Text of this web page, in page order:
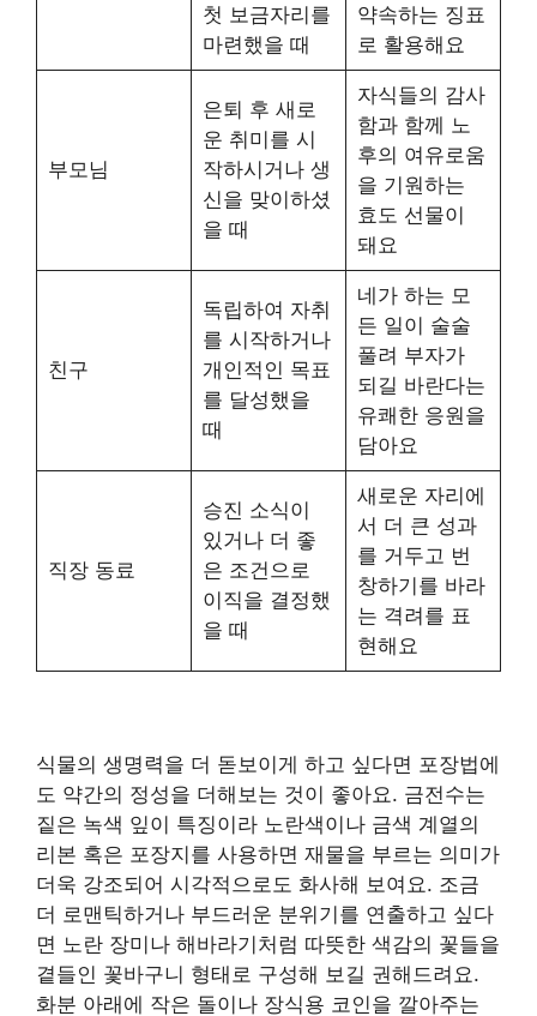
첫 보금자리를
마련했을 때
약속하는 징표
로 활용해요
부모님
은퇴 후 새로
운 취미를 시
작하시거나 생
신을 맞이하셨
을 때
자식들의 감사
함과 함께 노
후의 여유로움
을 기원하는
효도 선물이
돼요
친구
독립하여 자취
를 시작하거나
개인적인 목표
를 달성했을
때
네가 하는 모
든 일이 술술
풀려 부자가
되길 바란다는
유쾌한 응원을
담아요
직장 동료
승진 소식이
있거나 더 좋
은 조건으로
이직을 결정했
을 때
새로운 자리에
서 더 큰 성과
를 거두고 번
창하기를 바라
는 격려를 표
현해요
식물의 생명력을 더 돋보이게 하고 싶다면 포장법에
도 약간의 정성을 더해보는 것이 좋아요. 금전수는
짙은 녹색 잎이 특징이라 노란색이나 금색 계열의
리본 혹은 포장지를 사용하면 재물을 부르는 의미가
더욱 강조되어 시각적으로도 화사해 보여요. 조금
더 로맨틱하거나 부드러운 분위기를 연출하고 싶다
면 노란 장미나 해바라기처럼 따뜻한 색감의 꽃들을
곁들인 꽃바구니 형태로 구성해 보길 권해드려요.
화분 아래에 작은 돌이나 장식용 코인을 깔아주는